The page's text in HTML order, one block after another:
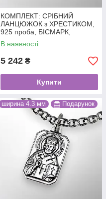
КОМПЛЕКТ: СРІБНИЙ
ЛАНЦЮЖОК з ХРЕСТИКОМ,
925 проба, БІСМАРК,
чорніння, 11.5 г + 2.2 г, 55 см
В наявності
5 242 ₴
Купити
ширина 4.3 мм Подарунок